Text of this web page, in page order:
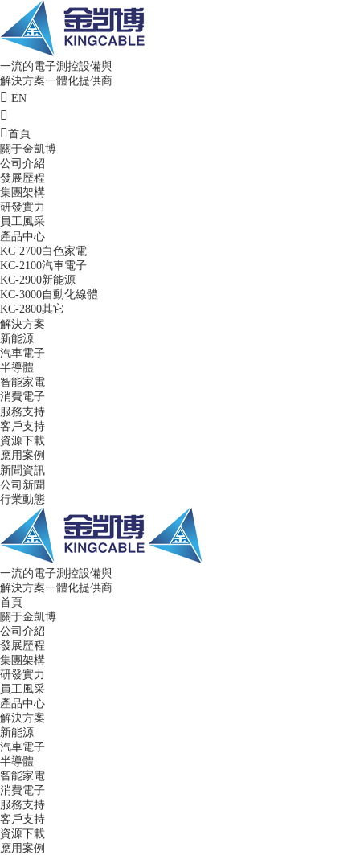
一流的電子測控設備與
解決方案一體化提供商
EN
首頁
關于金凱博
公司介紹
發展歷程
集團架構
研發實力
員工風采
產品中心
KC-2700白色家電
KC-2100汽車電子
KC-2900新能源
KC-3000自動化線體
KC-2800其它
解決方案
新能源
汽車電子
半導體
智能家電
消費電子
服務支持
客戶支持
資源下載
應用案例
新聞資訊
公司新聞
行業動態
一流的電子測控設備與
解決方案一體化提供商
首頁
關于金凱博
公司介紹
發展歷程
集團架構
研發實力
員工風采
產品中心
解決方案
新能源
汽車電子
半導體
智能家電
消費電子
服務支持
客戶支持
資源下載
應用案例